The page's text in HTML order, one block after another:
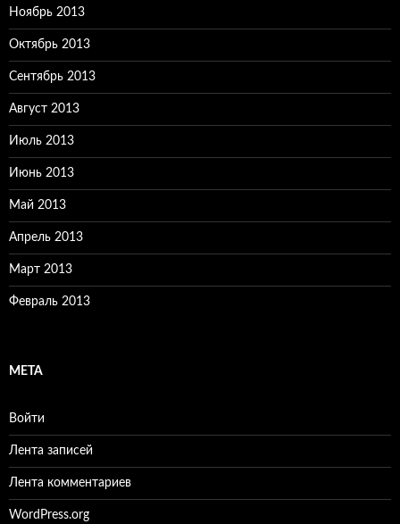
Ноябрь 2013
Октябрь 2013
Сентябрь 2013
Август 2013
Июль 2013
Июнь 2013
Май 2013
Апрель 2013
Март 2013
Февраль 2013
МЕТА
Войти
Лента записей
Лента комментариев
WordPress.org